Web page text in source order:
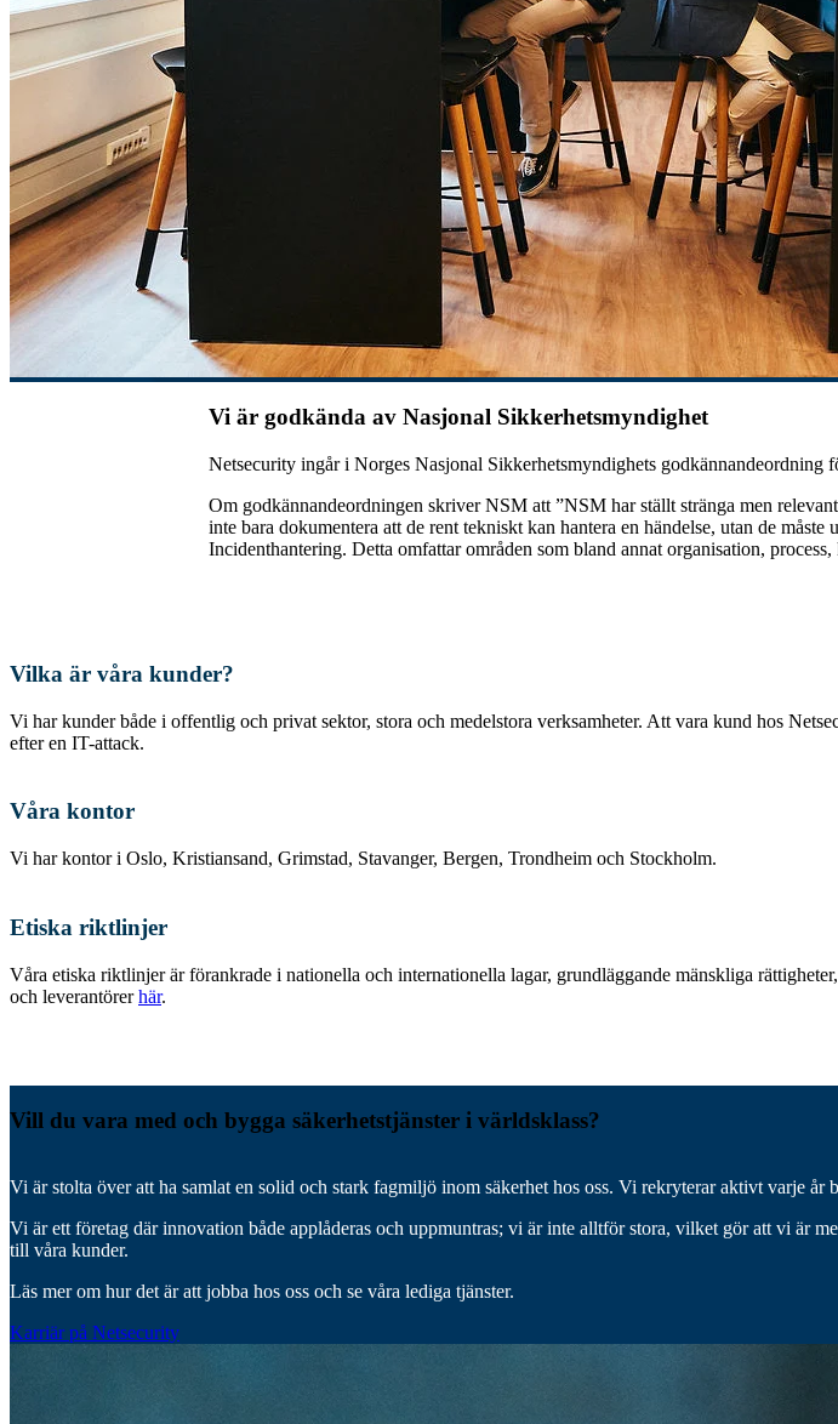
Vi är godkända av Nasjonal Sikkerhetsmyndighet
Netsecurity ingår i Norges Nasjonal Sikkerhetsmyndighets godkännandeordning
Om godkännandeordningen skriver NSM att ”NSM har ställt stränga men
inte bara dokumentera att de rent tekniskt kan hantera en händelse, utan de
Incidenthantering. Detta omfattar områden som bland annat organisation,
Vilka är våra kunder?
Vi har kunder både i offentlig och privat sektor, stora och medelstora verksamheter. Att vara kund hos
efter en IT-attack.
Våra kontor
Vi har kontor i Oslo, Kristiansand, Grimstad, Stavanger, Bergen, Trondheim och Stockholm.
Etiska riktlinjer
Våra etiska riktlinjer är förankrade i nationella och internationella lagar, grundläggande mänskliga
och leverantörerhär.
Vill du vara med och bygga säkerhetstjänster i världsklass?
Vi är stolta över att ha samlat en solid och stark fagmiljö inom säkerhet hos oss. Vi rekryterar aktivt varje
Vi är ett företag där innovation både applåderas och uppmuntras; vi är inte alltför stora, vilket gör att vi är
till våra kunder.
Läs mer om hur det är att jobba hos oss och se våra lediga tjänster.
Karriär på Netsecurity